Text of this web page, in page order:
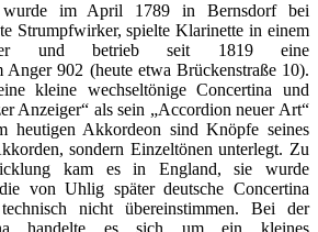
im April 1789 in Bernsdorf bei
Strumpfwirker, spielte Klarinette in einem
und betrieb seit 1819 eine
Anger 902 (heute etwa Brückenstraße 10).
kleine wechseltönige Concertina und
Anzeiger“ als sein „Accordion neuer Art“
heutigen Akkordeon sind Knöpfe seines
sondern Einzeltönen unterlegt. Zu
kam es in England, sie wurde
von Uhlig später deutsche Concertina
nicht übereinstimmen. Bei der